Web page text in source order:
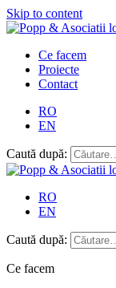
Skip to content
Ce facem
Proiecte
Contact
RO
EN
Caută după:
RO
EN
Caută după:
Ce facem